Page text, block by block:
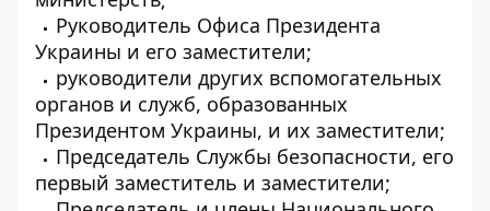
Руководитель Офиса Президента
Украины и его заместители;
руководители других вспомогательных
органов и служб, образованных
Президентом Украины, и их заместители;
Председатель Службы безопасности, его
первый заместитель и заместители;